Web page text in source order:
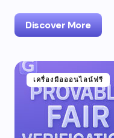
Discover More
เครื่องมือออนไลน์ฟรี